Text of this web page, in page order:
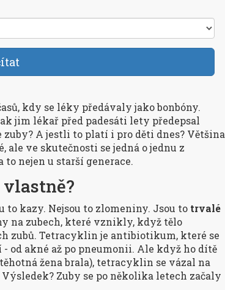
kdy se léky předávaly jako bonbóny.
jim lékař před padesáti lety předepsal
A jestli to platí i pro děti dnes? Většina
ve skutečnosti se jedná o jednu z
nejen u starší generace.
to kazy. Nejsou to zlomeniny. Jsou to trvalé
na zubech, které vznikly, když tělo
zubů. Tetracyklin je antibiotikum, které se
od akné až po pneumonii. Ale když ho dítě
žena brala), tetracyklin se vázal na
Zuby se po několika letech začaly